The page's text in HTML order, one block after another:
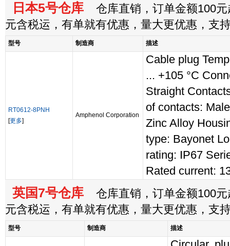
日本5号仓库 仓库直销，订单金额100元
元含税运，有单就有优惠，量大更优惠，支
型号 制造商 描述
RT0612-8PNH
[更多]
Amphenol Corporation
Cable plug
... +105 °C
Straight
of contacts:
Zinc Alloy
type: Bayonet
rating: IP67
Rated current:
英国7号仓库 仓库直销，订单金额100元
元含税运，有单就有优惠，量大更优惠，支
型号 制造商 描述